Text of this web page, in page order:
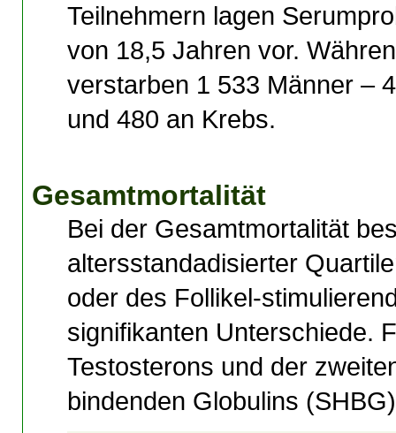
Teilnehmern lagen
von 18,5 Jahren vor.
verstarben 1 533 Männer –
und 480 an Krebs.
Gesamtmortalität
Bei der Gesamtmortalität
altersstandadisierter
oder des Follikel-
signifikanten Unterschiede.
Testosterons und der
bindenden Globulins